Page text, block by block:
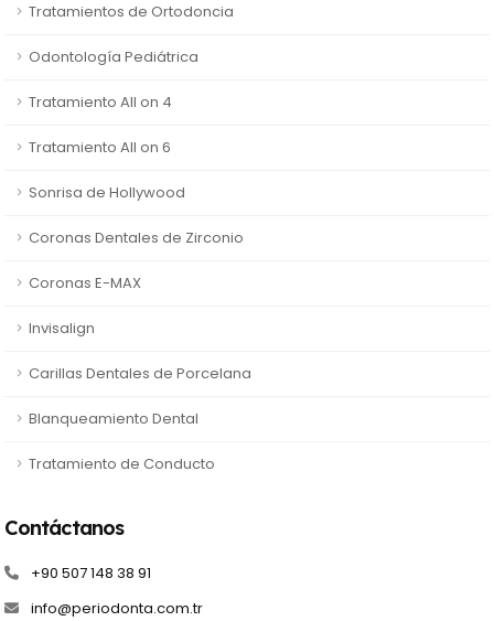
Tratamientos de Ortodoncia
Odontología Pediátrica
Tratamiento All on 4
Tratamiento All on 6
Sonrisa de Hollywood
Coronas Dentales de Zirconio
Coronas E-MAX
Invisalign
Carillas Dentales de Porcelana
Blanqueamiento Dental
Tratamiento de Conducto
Contáctanos
+90 507 148 38 91
info@periodonta.com.tr